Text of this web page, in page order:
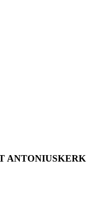
ANTONIUSKERK